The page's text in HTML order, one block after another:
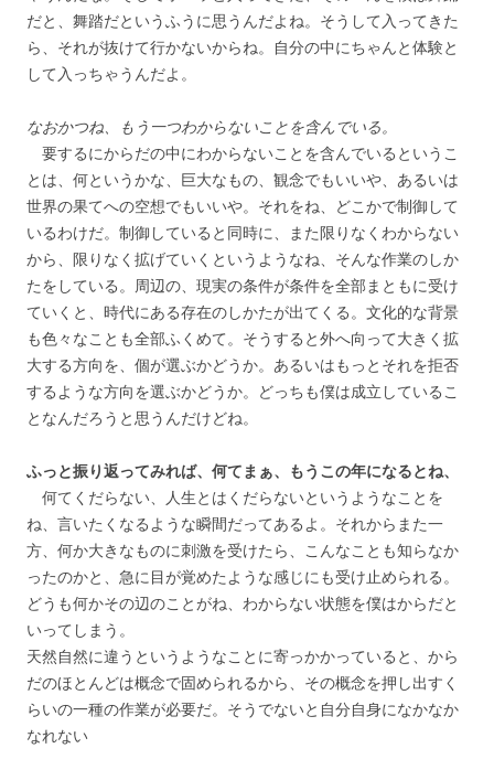
だと、舞踏だというふうに思うんだよね。そうして入ってきた
ら、それが抜けて行かないからね。自分の中にちゃんと体験と
して入っちゃうんだよ。
なおかつね、もう一つわからないことを含んでいる。
要するにからだの中にわからないことを含んでいるというこ
とは、何というかな、巨大なもの、観念でもいいや、あるいは
世界の果てへの空想でもいいや。それをね、どこかで制御して
いるわけだ。制御していると同時に、また限りなくわからない
から、限りなく拡げていくというようなね、そんな作業のしか
たをしている。周辺の、現実の条件が条件を全部まともに受け
ていくと、時代にある存在のしかたが出てくる。文化的な背景
も色々なことも全部ふくめて。そうすると外へ向って大きく拡
大する方向を、個が選ぶかどうか。あるいはもっとそれを拒否
するような方向を選ぶかどうか。どっちも僕は成立しているこ
となんだろうと思うんだけどね。
ふっと振り返ってみれば、何てまぁ、もうこの年になるとね、
何てくだらない、人生とはくだらないというようなことを
ね、言いたくなるような瞬間だってあるよ。それからまた一
方、何か大きなものに刺激を受けたら、こんなことも知らなか
ったのかと、急に目が覚めたような感じにも受け止められる。
どうも何かその辺のことがね、わからない状態を僕はからだと
いってしまう。
天然自然に違うというようなことに寄っかかっていると、から
だのほとんどは概念で固められるから、その概念を押し出すく
らいの一種の作業が必要だ。そうでないと自分自身になかなか
なれない